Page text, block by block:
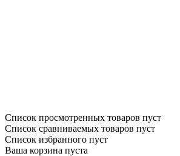
Список просмотренных товаров пуст
Список сравниваемых товаров пуст
Список избранного пуст
Ваша корзина пуста